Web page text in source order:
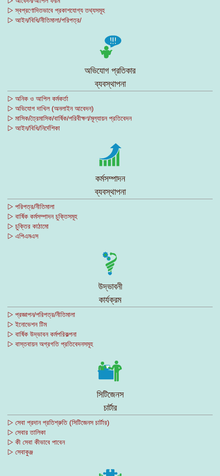
▷ স্বপ্রণোদিতভাবে প্রকাশযোগ্য তথ্যসমূহ
▷ আইন/বিধি/নীতিমালা/পরিপত্র/
অভিযোগ প্রতিকার
ব্যবস্থাপনা
▷ অনিক ও আপিল কর্মকর্তা
▷ অভিযোগ দাখিল (অনলাইন আবেদন)
▷ মাসিক/ত্রৈমাসিক/বার্ষিক/পরিবীক্ষণ/মূল্যায়ন প্রতিবেদন
▷ আইন/বিধি/নির্দেশিকা
কর্মসম্পাদন
ব্যবস্থাপনা
▷ পরিপত্র/নীতিমালা
▷ বার্ষিক কর্মসম্পাদন চুক্তিসমূহ
▷ চুক্তির কাঠামো
▷ এপিএমএস
উদ্ভাবনী
কার্যক্রম
▷ প্রজ্ঞাপন/পরিপত্র/নীতিমালা
▷ ইনোভেশন টিম
▷ বার্ষিক উদ্ভাবন কর্মপরিকল্পনা
▷ বাস্তবায়ন অগ্রগতি প্রতিবেদনসমূহ
সিটিজেনস
চার্টার
▷ সেবা প্রদান প্রতিশ্রুতি (সিটিজেনস চার্টার)
▷ সেবার তালিকা
▷ কী সেবা কীভাবে পাবেন
▷ সেবাকুঞ্জ